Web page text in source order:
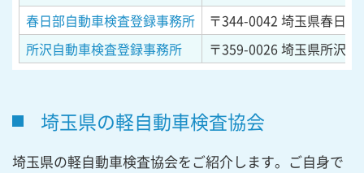
春日部自動車検査登録事務所
〒344-0042 埼玉県春日
所沢自動車検査登録事務所
〒359-0026埼玉県所沢
埼玉県の軽自動車検査協会
埼玉県の軽自動車検査協会をご紹介します。ご自身で